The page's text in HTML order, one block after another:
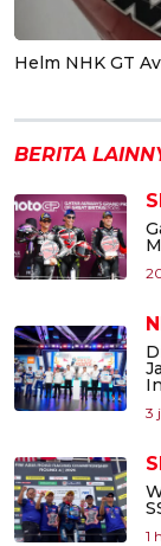
Helm NHK GT
BERITA
3
1